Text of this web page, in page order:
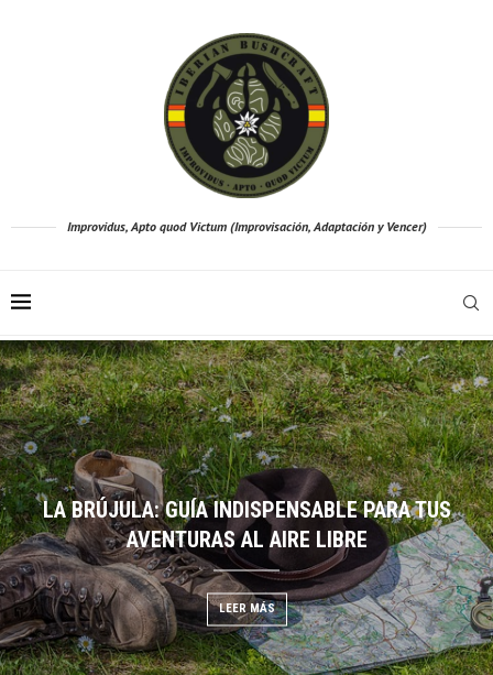
Improvidus, Apto quod Victum (Improvisación, Adaptación y Vencer)
GUÍA DE BUSHCRAFT
MÁS
LA BRÚJULA: GUÍA INDISPENSABLE PARA TUS
AVENTURAS AL AIRE LIBRE
LEER MÁS
DESCIFRANDO EL
NUBES PARA